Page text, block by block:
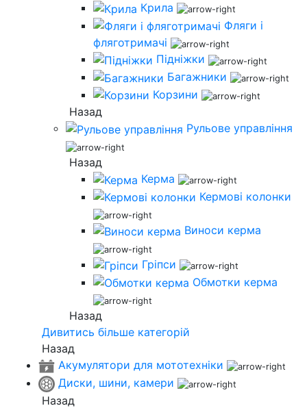
Крила
Фляги і
фляготримачі
Підніжки
Багажники
Корзини
Назад
Рульове управління
Назад
Керма
Кермові колонки
Виноси керма
Гріпси
Обмотки керма
Назад
Дивитись більше категорій
Назад
Акумулятори для мототехніки
Диски, шини, камери
Назад